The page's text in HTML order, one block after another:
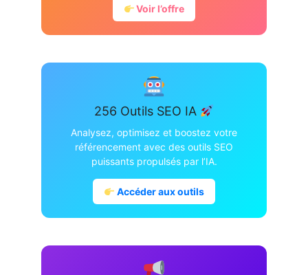
Voir l’offre
256 Outils SEO IA
Analysez, optimisez et boostez votre
référencement avec des outils SEO
puissants propulsés par l’IA.
Accéder aux outils